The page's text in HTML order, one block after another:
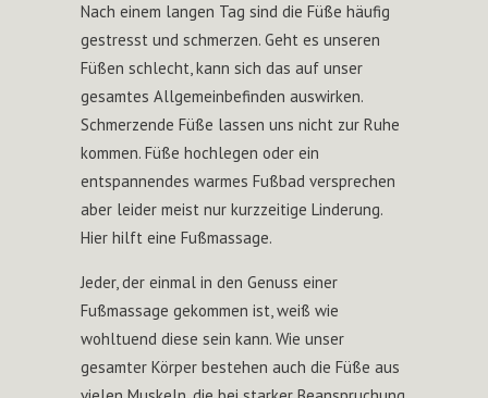
Nach einem langen Tag sind die Füße häufig
gestresst und schmerzen. Geht es unseren
Füßen schlecht, kann sich das auf unser
gesamtes Allgemeinbefinden auswirken.
Schmerzende Füße lassen uns nicht zur Ruhe
kommen. Füße hochlegen oder ein
entspannendes warmes Fußbad versprechen
aber leider meist nur kurzzeitige Linderung.
Hier hilft eine Fußmassage.
Jeder, der einmal in den Genuss einer
Fußmassage gekommen ist, weiß wie
wohltuend diese sein kann. Wie unser
gesamter Körper bestehen auch die Füße aus